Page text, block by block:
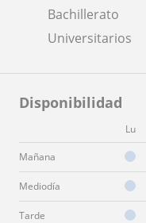
Bachillerato
Universitarios
Disponibilidad
Lu
Mañana
Mediodía
Tarde